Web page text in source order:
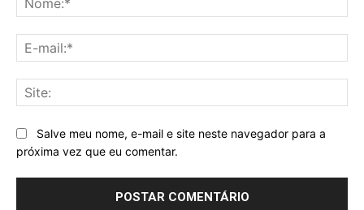
Salve meu nome, e-mail e site neste navegador para a
próxima vez que eu comentar.